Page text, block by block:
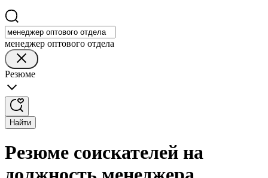
менеджер оптового отдела
Резюме
Найти
Резюме соискателей на